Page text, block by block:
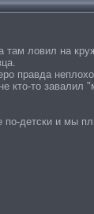
там ловил на
правда
кто-то завалил
детски и мы